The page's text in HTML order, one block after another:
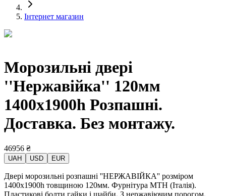
Інтернет магазин
Морозильні двері
''Нержавійка'' 120мм
1400x1900h Розпашні.
Доставка. Без монтажу.
46956 ₴
UAH USD EUR
Двері морозильні розпашні ''НЕРЖАВІЙКА'' розміром
1400х1900h товщиною 120мм. Фурнітура MTH (Італія).
Пластикові болти гайки і шайби. З нержавіючим порогом.